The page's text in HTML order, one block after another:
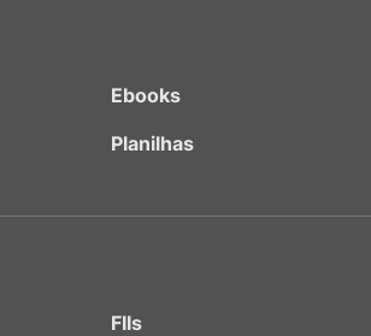
Ebooks
Planilhas
FIIs